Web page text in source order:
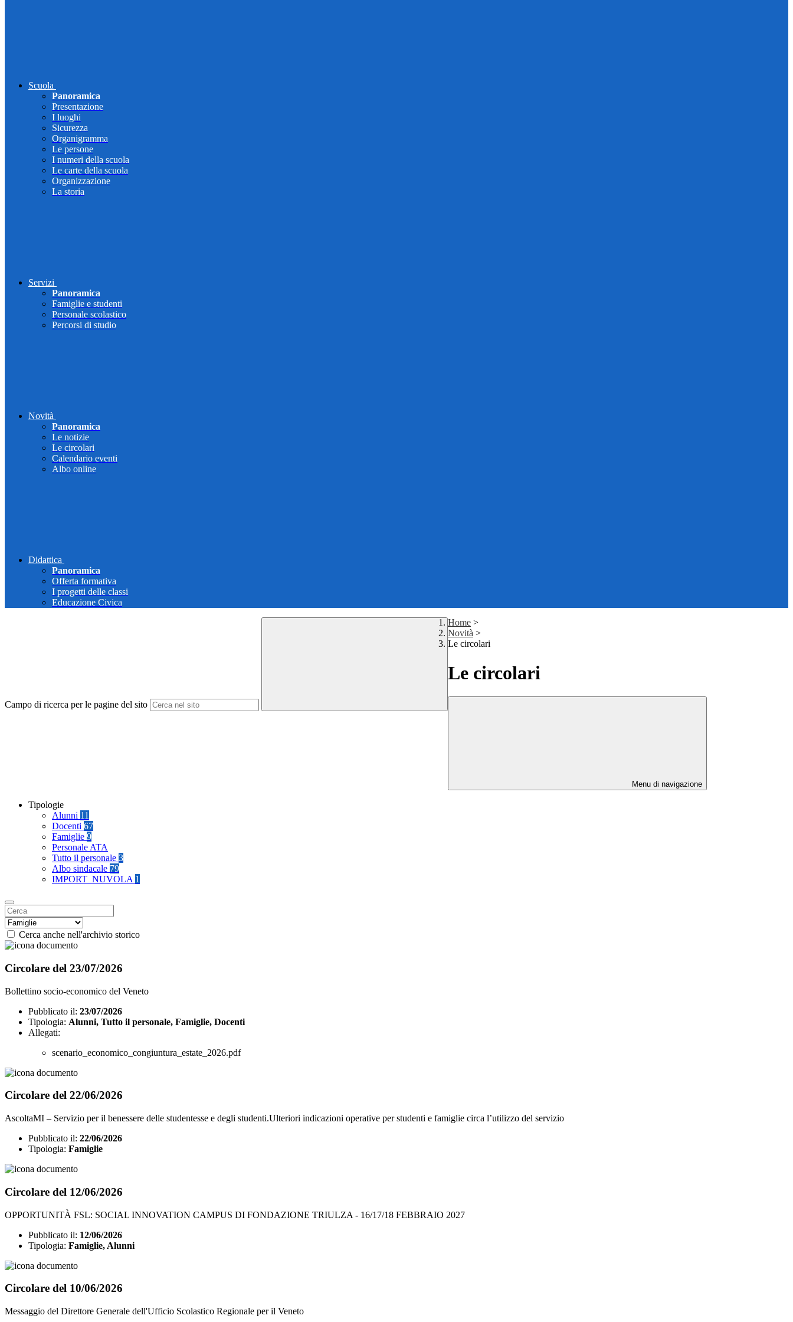
Scuola
Panoramica
Presentazione
I luoghi
Sicurezza
Organigramma
Le persone
I numeri della scuola
Le carte della scuola
Organizzazione
La storia
Servizi
Panoramica
Famiglie e studenti
Personale scolastico
Percorsi di studio
Novità
Panoramica
Le notizie
Le circolari
Calendario eventi
Albo online
Didattica
Panoramica
Offerta formativa
I progetti delle classi
Educazione Civica
Campo di ricerca per le pagine del sito
Home >
Novità >
Le circolari
Le circolari
Menu di navigazione
Tipologie
Alunni 11
Docenti 67
Famiglie 9
Personale ATA
Tutto il personale 3
Albo sindacale 79
IMPORT_NUVOLA 1
Cerca anche nell'archivio storico
Circolare del 23/07/2026
Bollettino socio-economico del Veneto
Pubblicato il: 23/07/2026
Tipologia: Alunni, Tutto il personale, Famiglie, Docenti
Allegati:
scenario_economico_congiuntura_estate_2026.pdf
Circolare del 22/06/2026
AscoltaMI – Servizio per il benessere delle studentesse e degli studenti.Ulteriori indicazioni operative per studenti e famiglie circa l’utilizzo del servizio
Pubblicato il: 22/06/2026
Tipologia: Famiglie
Circolare del 12/06/2026
OPPORTUNITÀ FSL: SOCIAL INNOVATION CAMPUS DI FONDAZIONE TRIULZA - 16/17/18 FEBBRAIO 2027
Pubblicato il: 12/06/2026
Tipologia: Famiglie, Alunni
Circolare del 10/06/2026
Messaggio del Direttore Generale dell'Ufficio Scolastico Regionale per il Veneto